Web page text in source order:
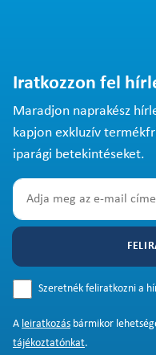
Iratkozzon fel
Maradjon naprakész
kapjon exkluzív
iparági betekintéseket.
Szeretnék feliratkozni a
A leiratkozás bármikor
tájékoztatónkat.